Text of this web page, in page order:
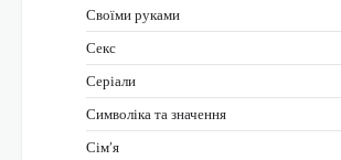
Своїми руками
Секс
Серіали
Символіка та значення
Сім’я